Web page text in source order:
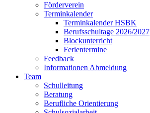
Förderverein
Terminkalender
Terminkalender HSBK
Berufsschultage 2026/2027
Blockunterricht
Ferientermine
Feedback
Informationen Abmeldung
Team
Schulleitung
Beratung
Berufliche Orientierung